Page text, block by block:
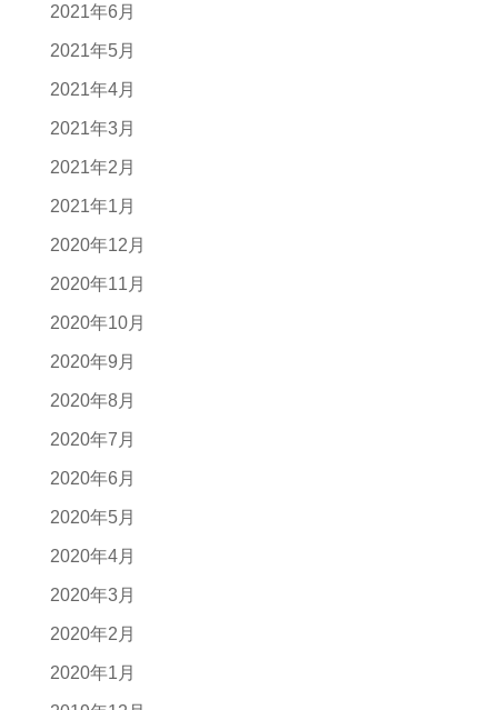
2021年6月
2021年5月
2021年4月
2021年3月
2021年2月
2021年1月
2020年12月
2020年11月
2020年10月
2020年9月
2020年8月
2020年7月
2020年6月
2020年5月
2020年4月
2020年3月
2020年2月
2020年1月